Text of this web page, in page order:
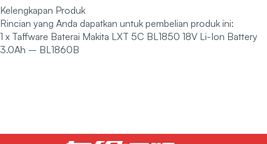
Kelengkapan Produk
Rincian yang Anda dapatkan untuk pembelian produk ini:
1 x Taffware Baterai Makita LXT 5C BL1850 18V Li-Ion Battery
3.0Ah – BL1860B